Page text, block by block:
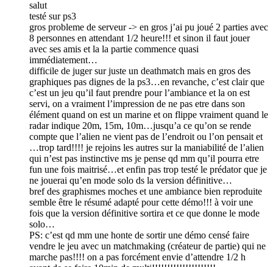
salut
testé sur ps3
gros probleme de serveur -> en gros j’ai pu joué 2 parties avec
8 personnes en attendant 1/2 heure!!! et sinon il faut jouer
avec ses amis et la la partie commence quasi
immédiatement…
difficile de juger sur juste un deathmatch mais en gros des
graphiques pas dignes de la ps3…en revanche, c’est clair que
c’est un jeu qu’il faut prendre pour l’ambiance et la on est
servi, on a vraiment l’impression de ne pas etre dans son
élément quand on est un marine et on flippe vraiment quand le
radar indique 20m, 15m, 10m…jusqu’a ce qu’on se rende
compte que l’alien ne vient pas de l’endroit ou l’on pensait et
…trop tard!!!! je rejoins les autres sur la maniabilité de l’alien
qui n’est pas instinctive ms je pense qd mm qu’il pourra etre
fun une fois maitrisé…et enfin pas trop testé le prédator que je
ne jouerai qu’en mode solo ds la version définitive…
bref des graphismes moches et une ambiance bien reproduite
semble être le résumé adapté pour cette démo!!! à voir une
fois que la version définitive sortira et ce que donne le mode
solo…
PS: c’est qd mm une honte de sortir une démo censé faire
vendre le jeu avec un matchmaking (créateur de partie) qui ne
marche pas!!!! on a pas forcément envie d’attendre 1/2 h